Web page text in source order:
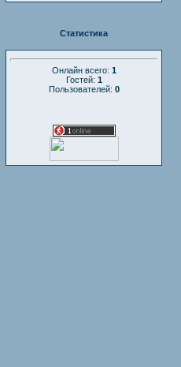
Статистика
Онлайн всего: 1
Гостей: 1
Пользователей: 0